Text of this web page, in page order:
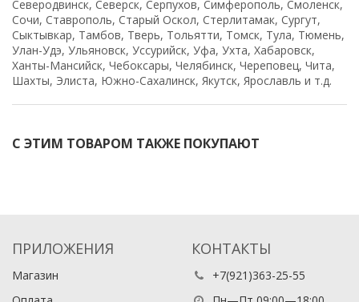
Северодвинск, Северск, Серпухов, Симферополь, Смоленск,
Сочи, Ставрополь, Старый Оскол, Стерлитамак, Сургут,
Сыктывкар, Тамбов, Тверь, Тольятти, Томск, Тула, Тюмень,
Улан-Удэ, Ульяновск, Уссурийск, Уфа, Ухта, Хабаровск,
Ханты-Мансийск, Чебоксары, Челябинск, Череповец, Чита,
Шахты, Элиста, Южно-Сахалинск, Якутск, Ярославль и т.д.
С ЭТИМ ТОВАРОМ ТАКЖЕ ПОКУПАЮТ
ПРИЛОЖЕНИЯ
Магазин
КОНТАКТЫ
+7(921)363-25-55